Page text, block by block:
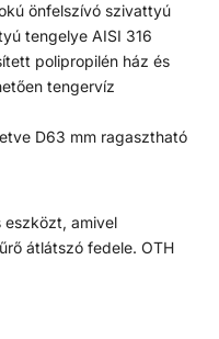
önfelszívó szivattyú
tengelye AISI 316
polipropilén ház és
tengervíz
D63 mm ragasztható
eszközt, amivel
átlátszó fedele. OTH